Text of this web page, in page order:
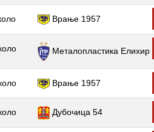
Врање 1957
Металопластика Елиxир
Врање 1957
Дубочица 54